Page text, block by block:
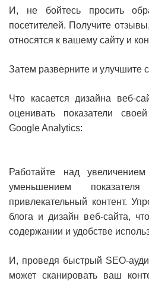
И, не бойтесь просить
посетителей. Получите
относятся к вашему сайту и
Затем разверните и улучшите
Что касается дизайна веб-
оценивать показатели
Google Analytics:
Работайте над
уменьшением
привлекательный контент.
блога и дизайн веб-сайта,
содержании и удобстве
И, проведя быстрый SEO-
может сканировать ваш